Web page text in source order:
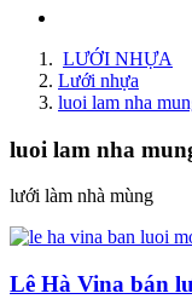
LƯỚI NHỰA
Lưới nhựa
luoi lam nha
luoi lam nha
lưới làm nhà mùng
Lê Hà Vina bán